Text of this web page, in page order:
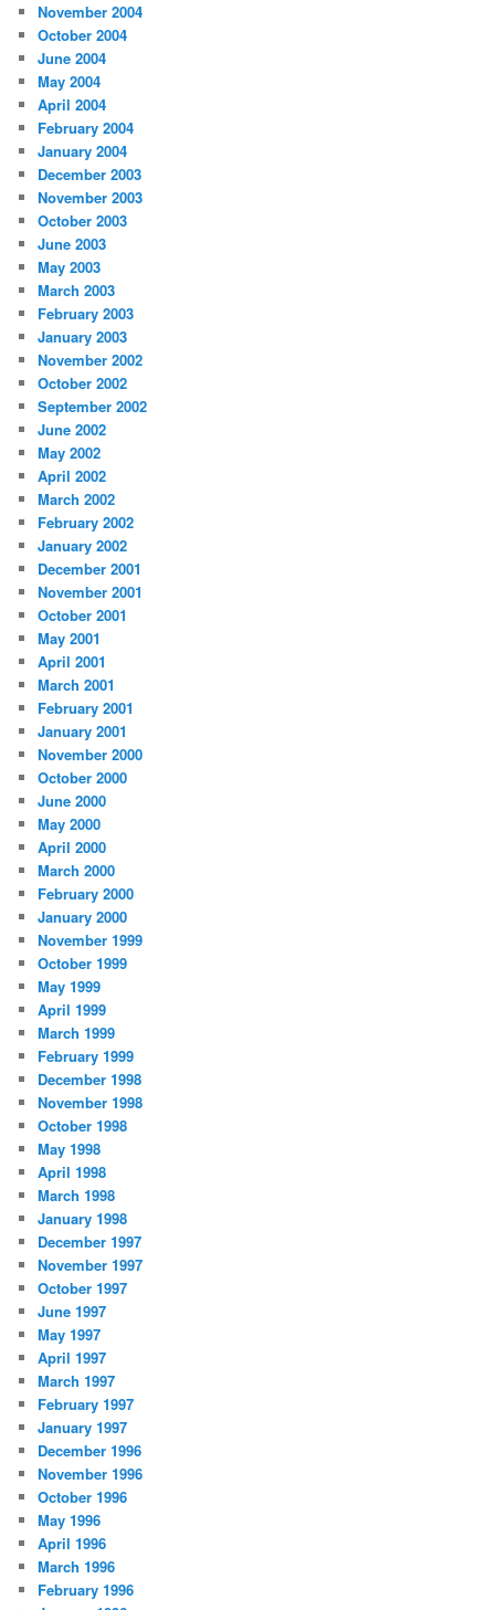
November 2004
October 2004
June 2004
May 2004
April 2004
February 2004
January 2004
December 2003
November 2003
October 2003
June 2003
May 2003
March 2003
February 2003
January 2003
November 2002
October 2002
September 2002
June 2002
May 2002
April 2002
March 2002
February 2002
January 2002
December 2001
November 2001
October 2001
May 2001
April 2001
March 2001
February 2001
January 2001
November 2000
October 2000
June 2000
May 2000
April 2000
March 2000
February 2000
January 2000
November 1999
October 1999
May 1999
April 1999
March 1999
February 1999
December 1998
November 1998
October 1998
May 1998
April 1998
March 1998
January 1998
December 1997
November 1997
October 1997
June 1997
May 1997
April 1997
March 1997
February 1997
January 1997
December 1996
November 1996
October 1996
May 1996
April 1996
March 1996
February 1996